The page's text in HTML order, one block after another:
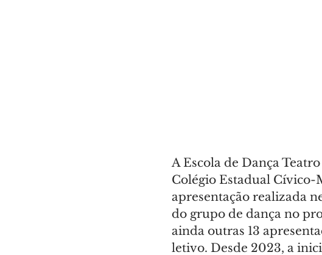
A Escola de Dança
Colégio Estadual
apresentação realizada
do grupo de dança no
ainda outras 13
letivo. Desde 2023, a